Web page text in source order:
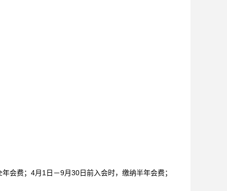
费；4月1日－9月30日前入会时，缴纳半年会费；